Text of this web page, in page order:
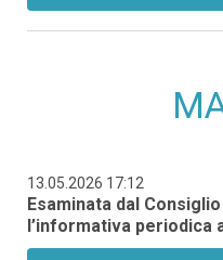
13.05.2026 17:12
Esaminata dal
l’informativa periodica